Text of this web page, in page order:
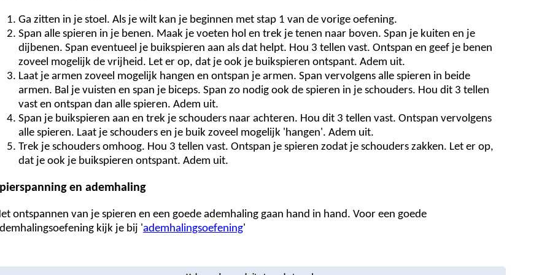
Ga zitten in je stoel. Als je wilt kan je beginnen met stap 1 van de vorige oefening.
Span alle spieren in je benen. Maak je voeten hol en trek je tenen naar boven. Span je kuiten en je
dijbenen. Span eventueel je buikspieren aan als dat helpt. Hou 3 tellen vast. Ontspan en geef je benen
zoveel mogelijk de vrijheid. Let er op, dat je ook je buikspieren ontspant. Adem uit.
Laat je armen zoveel mogelijk hangen en ontspan je armen. Span vervolgens alle spieren in beide
armen. Bal je vuisten en span je biceps. Span zo nodig ook de spieren in je schouders. Hou dit 3 tellen
vast en ontspan dan alle spieren. Adem uit.
Span je buikspieren aan en trek je schouders naar achteren. Hou dit 3 tellen vast. Ontspan vervolgens
alle spieren. Laat je schouders en je buik zoveel mogelijk 'hangen'. Adem uit.
Trek je schouders omhoog. Hou 3 tellen vast. Ontspan je spieren zodat je schouders zakken. Let er op,
dat je ook je buikspieren ontspant. Adem uit.
en ademhaling
ontspannen van je spieren en een goede ademhaling gaan hand in hand. Voor een goede
kijk je bij 'ademhalingsoefening'